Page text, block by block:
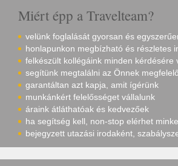
Miért épp a Travelteam?
velünk foglalását gyorsan és
honlapunkon megbízható és részletes
felkészült kollégáink minden kérdésére
segítünk megtalálni az Önnek
garantáltan azt kapja, amit ígérünk
munkánkért felelősséget vállalunk
áraink átláthatóak és kedvezőek
ha segítség kell, non-stop elérhet
bejegyzett utazási irodaként,